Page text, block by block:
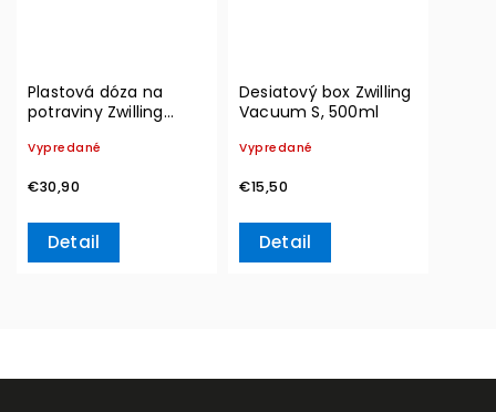
Plastová dóza na
potraviny Zwilling
Vypredané
€30,90
Detail
Desiatový box Zwilling
Vacuum S, 500ml
Vypredané
€15,50
Detail